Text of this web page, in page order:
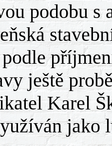
podobu
ještě
Karel
jako